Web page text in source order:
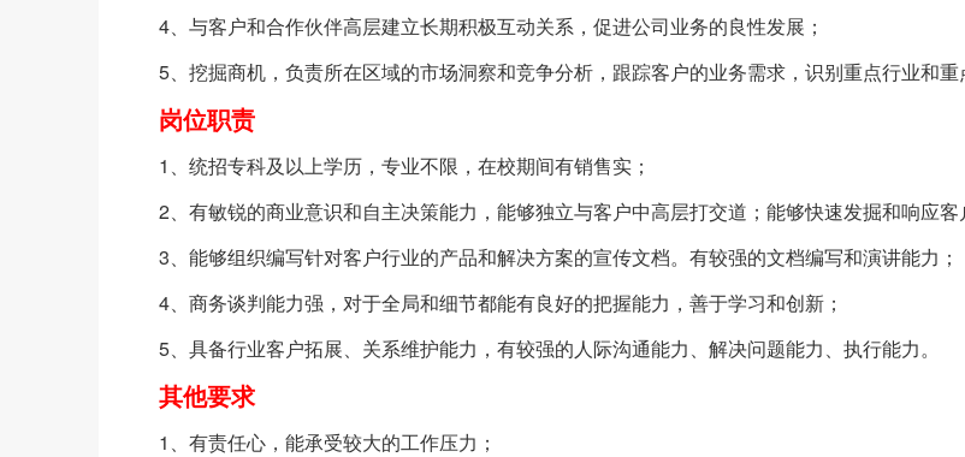
4、与客户和合作伙伴高层建立长期积极互动关系，促进公司业务的良性发展；
5、挖掘商机，负责所在区域的市场洞察和竞争分析，跟踪客户的业务需求，识别重点行业和重
岗位职责
1、统招专科及以上学历，专业不限，在校期间有销售实；
2、有敏锐的商业意识和自主决策能力，能够独立与客户中高层打交道；能够快速发掘和响应客
3、能够组织编写针对客户行业的产品和解决方案的宣传文档。有较强的文档编写和演讲能力；
4、商务谈判能力强，对于全局和细节都能有良好的把握能力，善于学习和创新；
5、具备行业客户拓展、关系维护能力，有较强的人际沟通能力、解决问题能力、执行能力。
其他要求
1、有责任心，能承受较大的工作压力；